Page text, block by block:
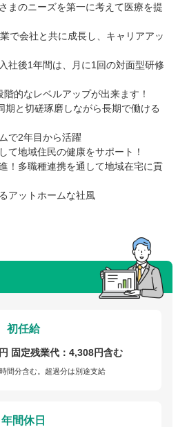
のニーズを第一に考えて医療を提
会社と共に成長し、キャリアアッ
後1年間は、月に1回の対面型研修
的なレベルアップが出来ます！
と切磋琢磨しながら長期で働ける
で2年目から活躍
地域住民の健康をサポート！
多職種連携を通して地域在宅に貢
アットホームな社風
初任給
固定残業代：4,308円含む
間分含む。超過分は別途支給
年間休日